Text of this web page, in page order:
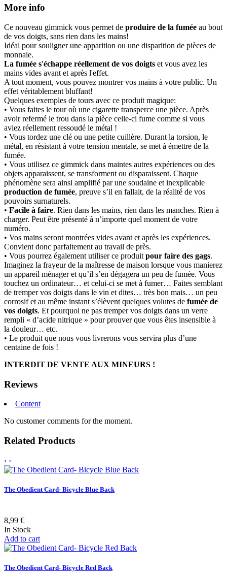
More info
Ce nouveau gimmick vous permet de produire de la fumée au bout
de vos doigts, sans rien dans les mains!
Idéal pour souligner une apparition ou une disparition de pièces de
monnaie.
La fumée s'échappe réellement de vos doigts et vous avez les
mains vides avant et après l'effet.
A tout moment, vous pouvez montrer vos mains à votre public. Un
effet véritablement bluffant!
Quelques exemples de tours avec ce produit magique:
• Vous faites le tour où une cigarette transperce une pièce. Après
avoir refermé le trou dans la pièce celle-ci fume comme si vous
aviez réellement ressoudé le métal !
• Vous tordez une clé ou une petite cuillère. Durant la torsion, le
métal, en résistant à votre tension mentale, se met à émettre de la
fumée.
• Vous utilisez ce gimmick dans maintes autres expériences ou des
objets apparaissent, se transforment ou disparaissent. Chaque
phénomène sera ainsi amplifié par une soudaine et inexplicable
production de fumée, preuve s’il en fallait, de la réalité de vos
pouvoirs surnaturels.
• Facile à faire. Rien dans les mains, rien dans les manches. Rien à
charger. Peut être présenté à n’importe quel moment de votre
numéro.
• Vos mains seront montrées vides avant et après les expériences.
Convient donc parfaitement au travail de près.
• Vous pourrez également utiliser ce produit pour faire des gags.
Imaginez la frayeur de la maîtresse de maison lorsque vous manierez
un appareil ménager et qu’il s’en dégagera un peu de fumée. Vous
touchez un ordinateur… et celui-ci se met à fumer… Faites semblant
de tremper vos doigts dans le vin et dites… très bon mais… un peu
corrosif et au même instant s’élèvent quelques volutes de fumée de
vos doigts. Et pourquoi ne pas tremper vos doigts dans un verre
rempli « d’acide nitrique » pour prouver que vous êtes insensible à
la douleur… etc.
• Le produit que nous vous livrerons vous servira plus d’une
centaine de fois !
INTERDIT DE VENTE AUX MINEURS !
Reviews
Content
No customer comments for the moment.
Related Products
‹ ›
The Obedient Card- Bicycle Blue Back
8,99 €
In Stock
Add to cart
The Obedient Card- Bicycle Red Back